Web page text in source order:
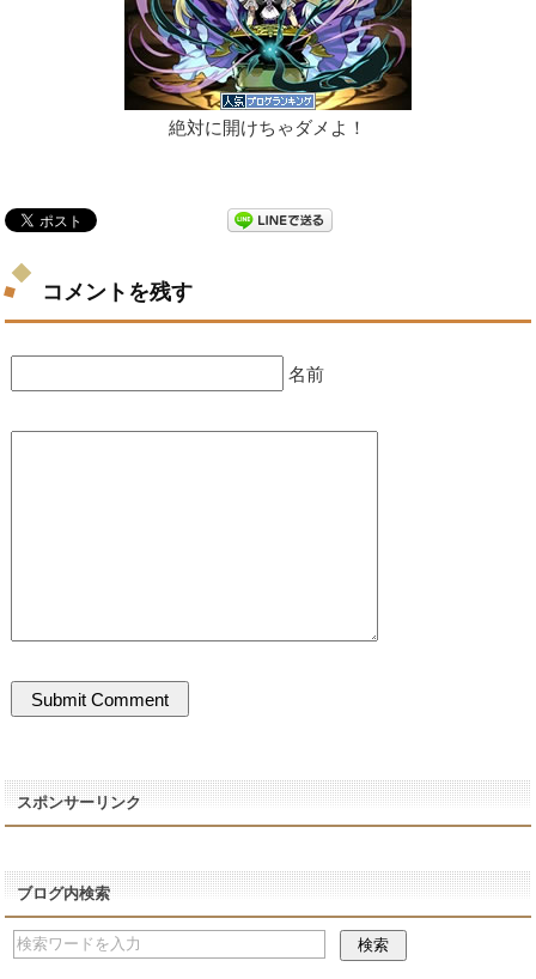
絶対に開けちゃダメよ！
コメントを残す
名前
スポンサーリンク
ブログ内検索